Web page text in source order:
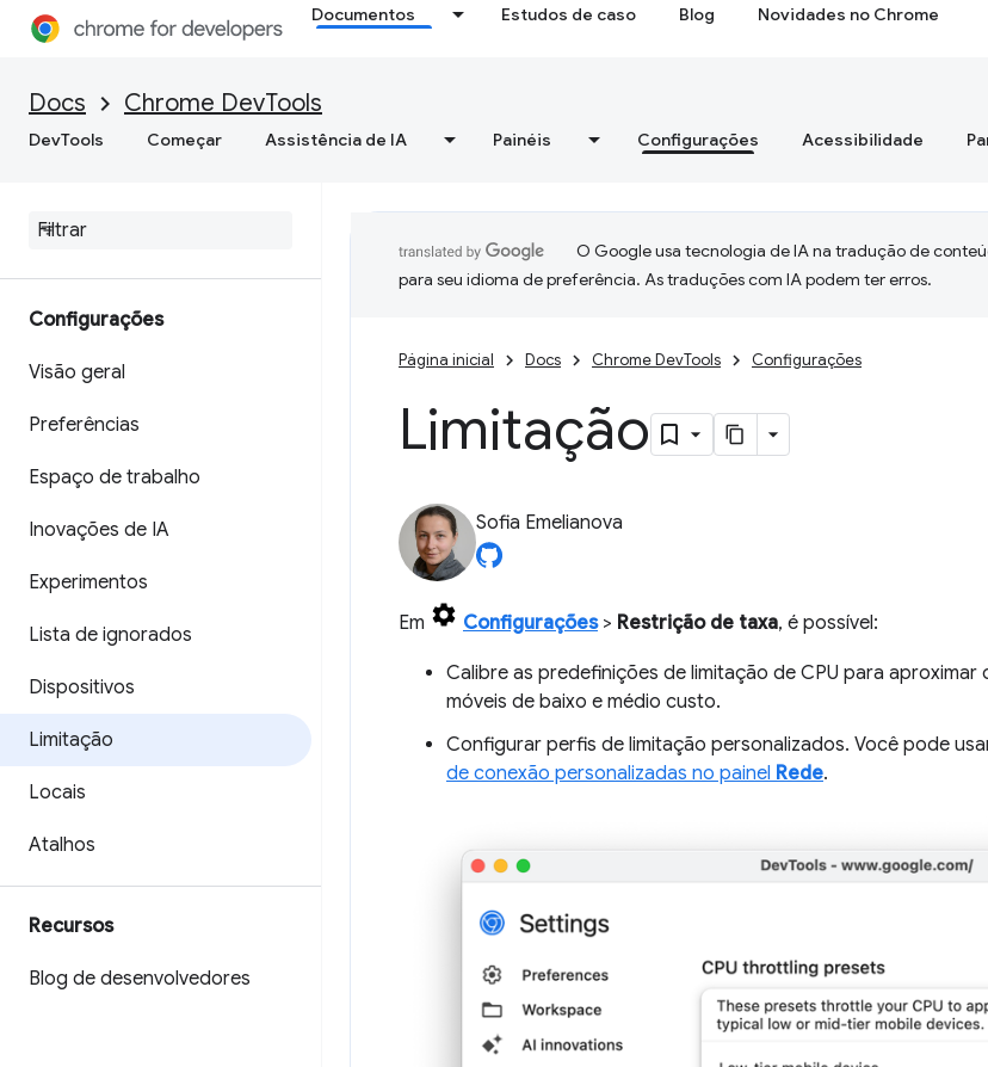
Documentos Estudos de caso Blog Novidades no Chrome
Docs Chrome DevTools
DevTools Começar Assistência de IA Painéis Configurações Acessibilidade
Configurações
Visão geral
Preferências
Espaço de trabalho
Inovações de IA
Experimentos
Lista de ignorados
Dispositivos
Limitação
Locais
Atalhos
Recursos
Blog de desenvolvedores
O Google usa tecnologia de IA na tradução de
para seu idioma de preferência. As traduções com IA podem ter erros.
Página inicial Docs Chrome DevTools Configurações
Limitação
Sofia Emelianova
Em Configurações> Restrição de taxa, é possível:
Calibre as predefinições de limitação de CPU para
móveis de baixo e médio custo.
Configurar perfis de limitação personalizados. Você pode
de conexão personalizadas no painel Rede.